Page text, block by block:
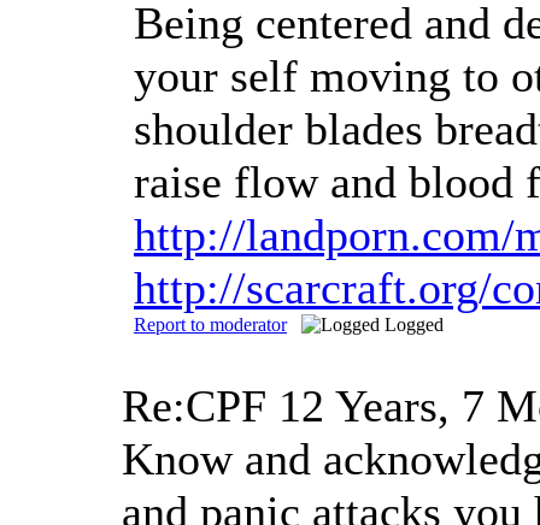
Being centered and
your self moving to
shoulder blades
raise flow and blood
http://landporn.com/
http://scarcraft.org/
Report to moderator Logged
Re:CPF 12 Years, 7
Know and
and panic attacks